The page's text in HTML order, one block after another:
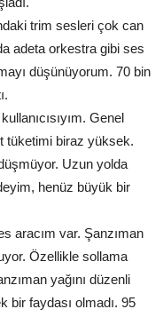
trim sesleri çok can
adeta orkestra gibi ses
düşünüyorum. 70 bin
Genel
tüketimi biraz yüksek.
Uzun yolda
henüz büyük bir
aracım var. Şanzıman
Özellikle sollama
yağını düzenli
bir faydası olmadı. 95